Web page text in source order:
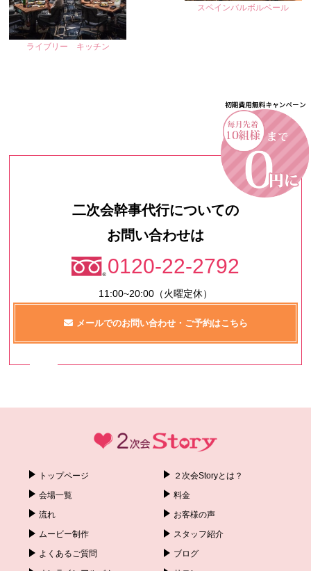
ライブリー キッチン
スペインバルボルベール
二次会幹事代行についての
お問い合わせは
0120-22-2792
11:00~20:00（火曜定休）
メールでのお問い合わせ・ご予約はこちら
トップページ ２次会Storyとは？
会場一覧 料金
流れ お客様の声
ムービー制作 スタッフ紹介
よくあるご質問 ブログ